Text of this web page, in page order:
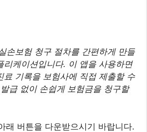
손보험 청구 절차를 간편하게 만들
리케이션입니다. 이 앱을 사용하면
료 기록을 보험사에 직접 제출할 수
급 없이 손쉽게 보험금을 청구할
래 버튼을 다운받으시기 바랍니다.